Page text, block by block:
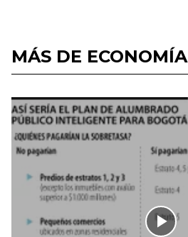
MÁS DE ECONOMÍA